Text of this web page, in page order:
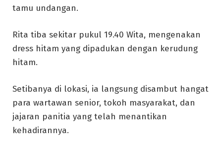
tamu undangan.
Rita tiba sekitar pukul 19.40 Wita, mengenakan
dress hitam yang dipadukan dengan kerudung
hitam.
Setibanya di lokasi, ia langsung disambut hangat
para wartawan senior, tokoh masyarakat, dan
jajaran panitia yang telah menantikan
kehadirannya.